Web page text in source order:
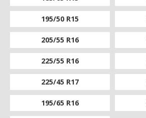
195/50 R15
205/55 R16
225/55 R16
225/45 R17
195/65 R16